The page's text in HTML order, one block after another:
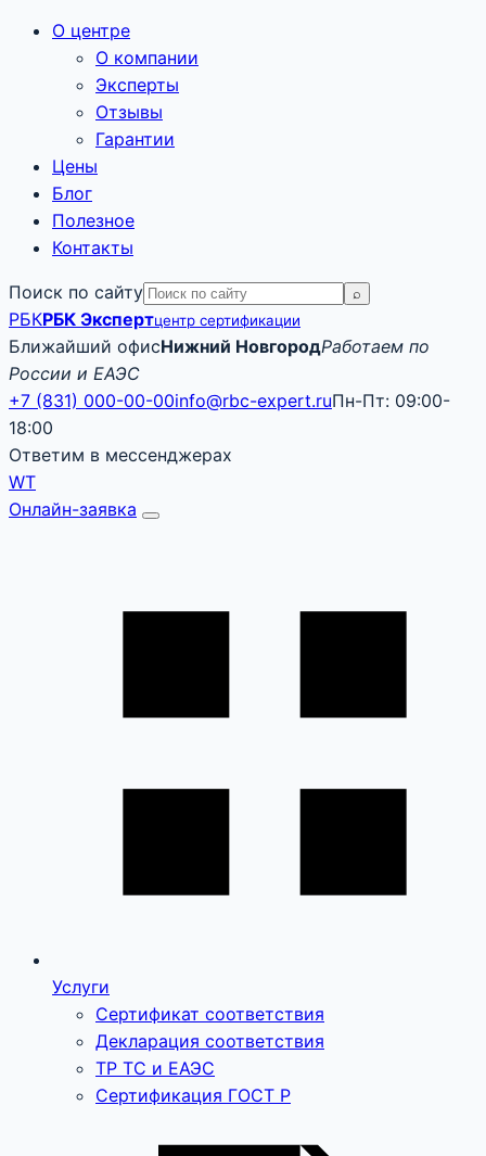
О центре
О компании
Эксперты
Отзывы
Гарантии
Цены
Блог
Полезное
Контакты
Поиск по сайту ⌕
РБКРБК Экспертцентр сертификации
Ближайший офисНижний НовгородРаботаем по
России и ЕАЭС
+7 (831) 000-00-00info@rbc-expert.ruПн-Пт: 09:00-
18:00
Ответим в мессенджерах
WT
Онлайн-заявка
Услуги
Сертификат соответствия
Декларация соответствия
ТР ТС и ЕАЭС
Сертификация ГОСТ Р